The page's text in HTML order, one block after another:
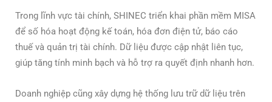
Trong lĩnh vực tài chính, SHINEC triển khai phần mềm MISA
để số hóa hoạt động kế toán, hóa đơn điện tử, báo cáo
thuế và quản trị tài chính. Dữ liệu được cập nhật liên tục,
giúp tăng tính minh bạch và hỗ trợ ra quyết định nhanh hơn.
Doanh nghiệp cũng xây dựng hệ thống lưu trữ dữ liệu trên